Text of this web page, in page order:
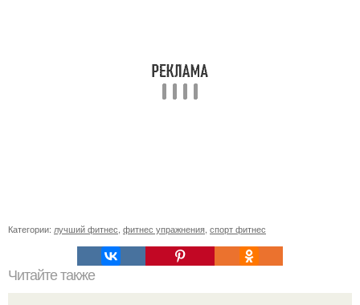
Категории: лучший фитнес фитнес упражнения спорт фитнес
Читайте также